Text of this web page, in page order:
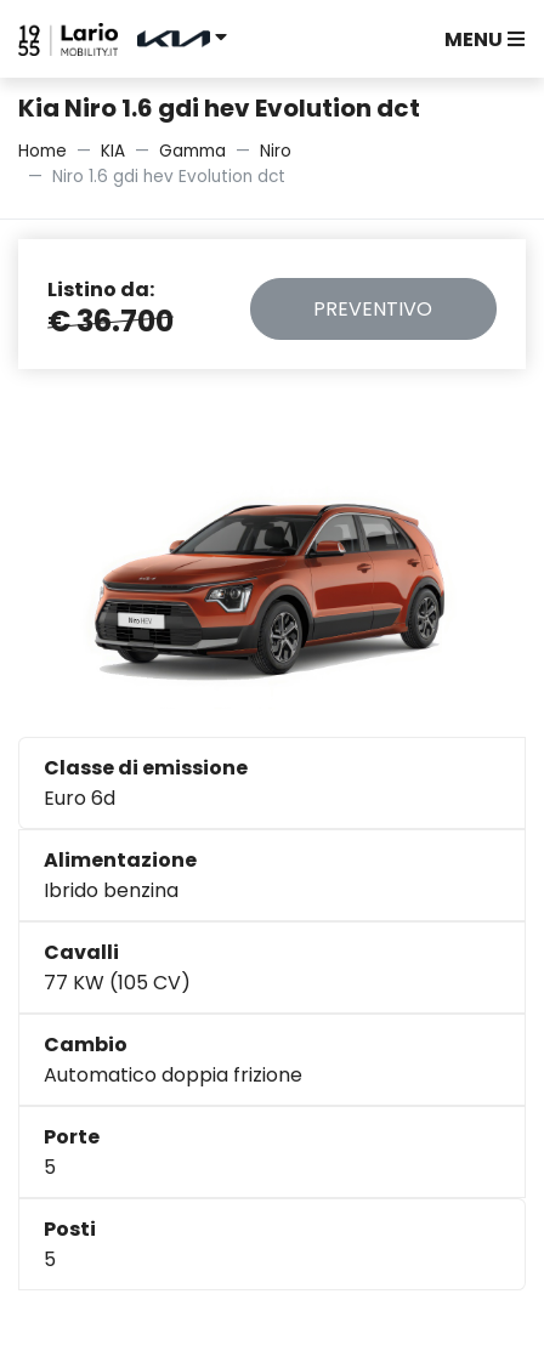
MENU
Kia Niro 1.6 gdi hev Evolution dct
Home KIA Gamma
Niro
Niro 1.6 gdi hev Evolution dct
Listino da:
€ 36.700 PREVENTIVO
Classe di emissione
Euro 6d
Alimentazione
Ibrido benzina
Cavalli
77 KW (105 CV)
Cambio
Automatico doppia frizione
Porte
5
Posti
5